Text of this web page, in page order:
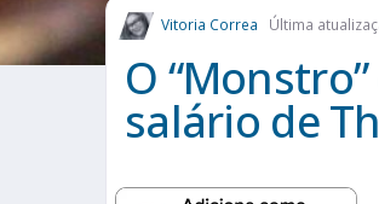
Vitoria Correa Última
O
salário de